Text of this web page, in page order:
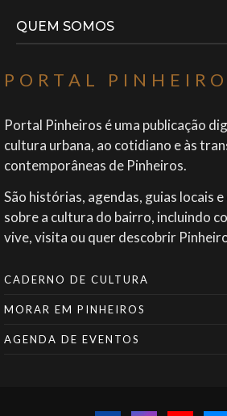
QUEM SOMOS
PORTAL
Portal Pinheiros é uma publicação
cultura urbana, ao cotidiano e às
contemporâneas de Pinheiros.
São histórias, agendas, guias locais
sobre a cultura do bairro, incluindo
vive, visita ou quer descobrir
CADERNO DE CULTURA
MORAR EM PINHEIROS
AGENDA DE EVENTOS